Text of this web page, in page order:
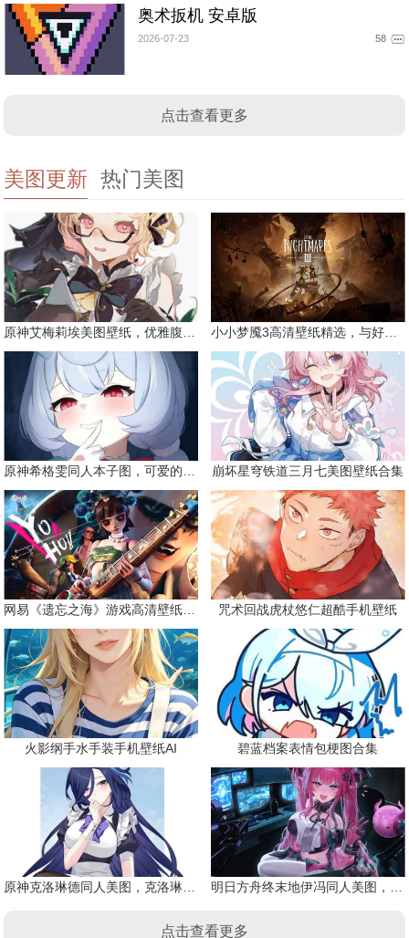
奥术扳机 安卓版
2026-07-23 58
点击查看更多
美图更新 热门美图
原神艾梅莉埃美图壁纸，优雅腹黑眼镜娘 小小梦魇3高清壁纸精选，与好友一同面对恐惧
原神希格雯同人本子图，可爱的双马尾 崩坏星穹铁道三月七美图壁纸合集
网易《遗忘之海》游戏高清壁纸精选 咒术回战虎杖悠仁超酷手机壁纸
火影纲手水手装手机壁纸AI 碧蓝档案表情包梗图合集
原神克洛琳德同人美图，克洛琳德战败会怎样 明日方舟终末地伊冯同人美图，粉毛恶魔伊冯
点击查看更多